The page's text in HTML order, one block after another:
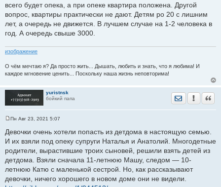
е
всего будет опека, а при опеке квартира положена. Другой
вопрос, квартиры практически не дают. Детям ро 20 с лишним
лет, а очередь не движется. В лучшем случае на 1-2 человека в
год. А очередь свыше 3000.
изображение
О чём мечтаю я? Да просто жить... Дышать, любить и знать, что я любима! И
каждое мгновение ценить... Поскольку наша жизнь неповторима!
yuristnsk
бойкий папа
Отправить
о
б
е
н
е
Пн Авг 23, 2021 5:07
Девочки очень хотели попасть из детдома в настоящую семью.
И их взяли под опеку супруги Наталья и Анатолий. Многодетные
родители, вырастившие троих сыновей, решили взять детей из
детдома. Взяли сначала 11-летнюю Машу, следом — 10-
летнюю Катю с маленькой сестрой. Но, как рассказывают
девочки, ничего хорошего в новом доме они не видели.